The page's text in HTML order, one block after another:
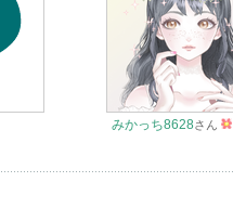
みかっち8628さん